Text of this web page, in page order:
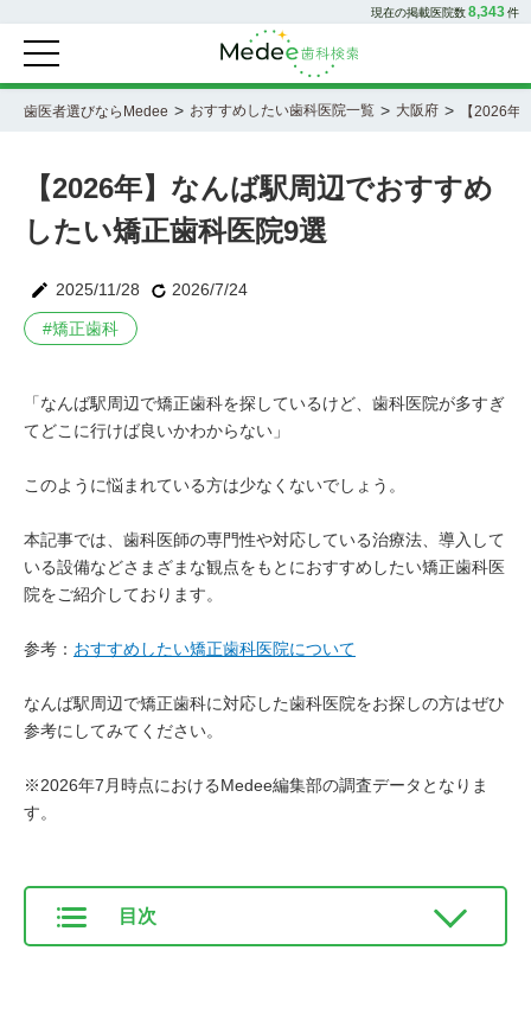
現在の掲載医院数8,343件
歯医者選びならMedee > おすすめしたい歯科医院一覧 > 大阪府 > 【2026年
【2026年】なんば駅周辺でおすすめ
したい矯正歯科医院9選
2025/11/28 2026/7/24
#矯正歯科
「なんば駅周辺で矯正歯科を探しているけど、歯科医院が多すぎ
てどこに行けば良いかわからない」
このように悩まれている方は少なくないでしょう。
本記事では、歯科医師の専門性や対応している治療法、導入して
いる設備などさまざまな観点をもとにおすすめしたい矯正歯科医
院をご紹介しております。
参考： おすすめしたい矯正歯科医院について
なんば駅周辺で矯正歯科に対応した歯科医院をお探しの方はぜひ
参考にしてみてください。
※2026年7月時点におけるMedee編集部の調査データとなりま
す。
目次